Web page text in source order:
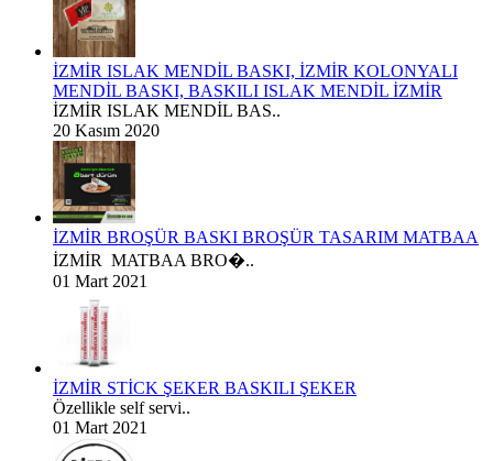
İZMİR ISLAK MENDİL BASKI, İZMİR KOLONYALI
MENDİL BASKI, BASKILI ISLAK MENDİL İZMİR
İZMİR ISLAK MENDİL BAS..
20 Kasım 2020
İZMİR BROŞÜR BASKI BROŞÜR TASARIM MATBAA
İZMİR MATBAA BRO�..
01 Mart 2021
İZMİR STİCK ŞEKER BASKILI ŞEKER
Özellikle self servi..
01 Mart 2021